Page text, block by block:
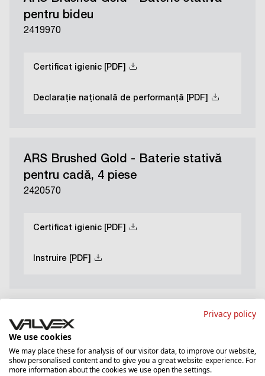
pentru bideu
2419970
Certificat igienic [PDF]
Declarație națională de performanță [PDF]
ARS Brushed Gold - Baterie stativă
pentru cadă, 4 piese
2420570
Certificat igienic [PDF]
Instruire [PDF]
ARS Brushed Gold - Baterie stativă
înaltă pentru lavoar
2420460
Privacy policy
We use cookies
We may place these for analysis of our visitor data, to improve our website,
show personalised content and to give you a great website experience. For
more information about the cookies we use open the settings.